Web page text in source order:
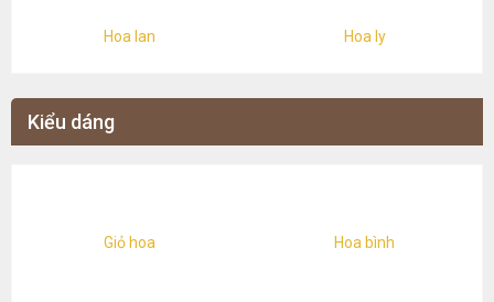
Hoa lan Hoa ly
Kiểu dáng
Giỏ hoa Hoa bình